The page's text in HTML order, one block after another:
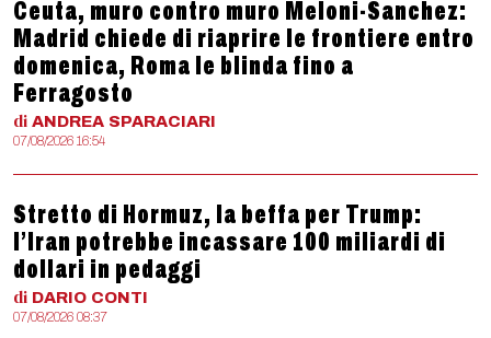
Ceuta, muro contro muro Meloni-Sanchez:
Madrid chiede di riaprire le frontiere entro
domenica, Roma le blinda fino a
Ferragosto
di ANDREA SPARACIARI
07/08/2026 16:54
Stretto di Hormuz, la beffa per Trump:
l’Iran potrebbe incassare 100 miliardi di
dollari in pedaggi
di DARIO CONTI
07/08/2026 08:37